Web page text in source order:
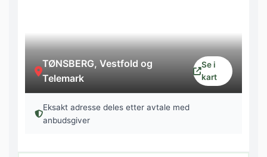
TØNSBERG, Vestfold og
Telemark
Se i
kart
Eksakt adresse deles etter avtale med
anbudsgiver